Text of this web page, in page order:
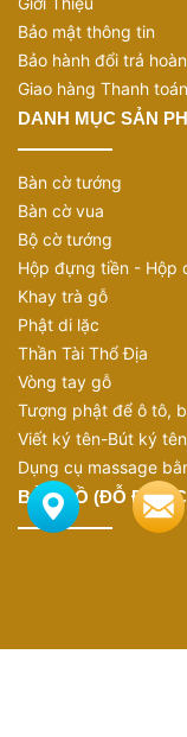
Bảo mật thông tin
Bảo hành đổi trả
Giao hàng Thanh toán
DANH MỤC SẢN
Bàn cờ tướng
Bàn cờ vua
Bộ cờ tướng
Hộp đựng tiền - Hộp
Khay trà gỗ
Phật di lặc
Thần Tài Thổ Địa
Vòng tay gỗ
Tượng phật để ô tô,
Viết ký tên-Bút ký tên
Dụng cụ massage
BẢN ĐỒ (ĐỖ